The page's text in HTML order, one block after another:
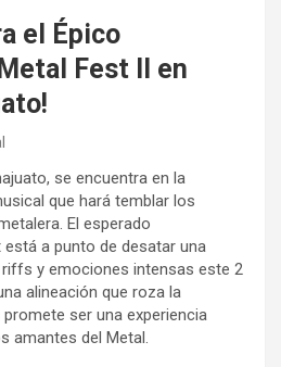
el Épico
Fest II en
se encuentra en la
que hará temblar los
El esperado
a punto de desatar una
y emociones intensas este 2
alineación que roza la
ser una experiencia
amantes del Metal.